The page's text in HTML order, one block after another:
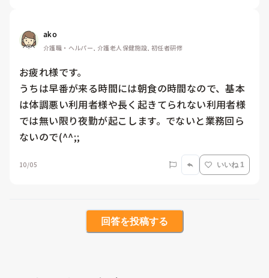
ako
介護職・ヘルパー, 介護老人保健施設, 初任者研修
お疲れ様です。
うちは早番が来る時間には朝食の時間なので、基本
は体調悪い利用者様や長く起きてられない利用者様
では無い限り夜勤が起こします。でないと業務回ら
ないので(^^;;
10/05 いいね 1
回答を投稿する